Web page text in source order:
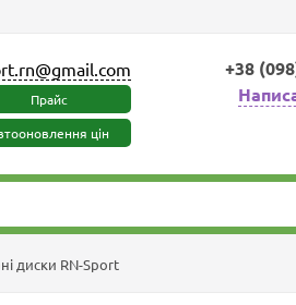
Прайс
цін
+38
диски RN-Sport